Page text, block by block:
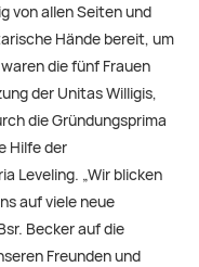
von allen Seiten und
Hände bereit, um
die fünf Frauen
der Unitas Willigis,
die Gründungsprima
Hilfe der
Leveling. „Wir blicken
auf viele neue
Becker auf die
Freunden und